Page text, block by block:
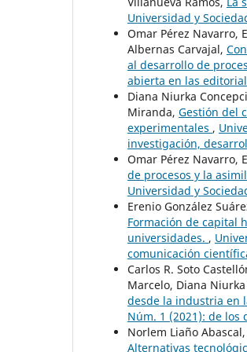
Universidad y
Omar Pérez Navarro,
Albernas Carvajal,
al desarrollo de
abierta en las
Diana Niurka
Miranda, Gestión del
experimentales ,
investigación,
Omar Pérez Navarro,
de procesos y la
Universidad y
Erenio González
Formación de capital
universidades. ,
comunicación
Carlos R. Soto
Marcelo, Diana
desde la industria en
Núm. 1 (2021): de los
Norlem Liaño
Alternativas